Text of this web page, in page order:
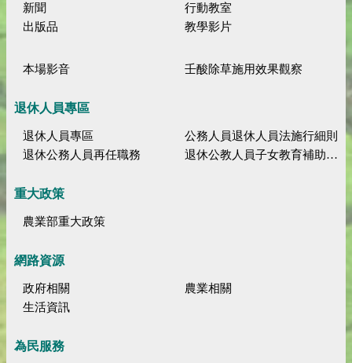
新聞
行動教室
出版品
教學影片
本場影音 壬酸除草施用效果觀察
退休人員專區
退休人員專區
公務人員退休人員法施行細則
退休公務人員再任職務
退休公教人員子女教育補助規定
重大政策
農業部重大政策
網路資源
政府相關
農業相關
生活資訊
為民服務